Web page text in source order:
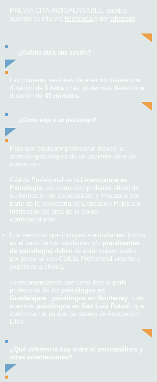
PREVIA CITA INDISPENSABLE, puedes
agendar tu cita vía telefónica o por whasapp.
¿Cuánto dura una sesión?
Las primeras sesiones de atención tienen una
duración de 1 hora y las posteriores tienen una
duración de 45 minutos.
¿Cómo elijo a un psicólogo?
Para que cualquier profesional realice la
atención psicológica de un paciente debe de
contar con :
Cédula Profesional en la Licenciatura en
Psicología, así como comprobante oficial de
su formación de Especialidad y Posgrado por
parte de la Secretaría de Educación Pública o
Institución del área de la Salud
correspondiente.
Los servicios que incluyen a estudiantes (como
es el caso de los residentes y/o practicantes
de psicología) deben de estar supervisados
por personal con Cédula Profesional vigente y
experiencia clínica.
Te recomendamos que consultes el perfil
profesional de los psicólogos en
Guadalajara , psicólogos en Monterrey, o de
nuestros psicólogos en San Luis Potosí, que
conforman el equipo de trabajo de Asociación
Libre.
¿Qué diferencia hay entre el psicoanálisis y
otras orientaciones?